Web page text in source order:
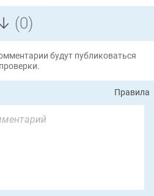
(0)
будут публиковаться
Правила